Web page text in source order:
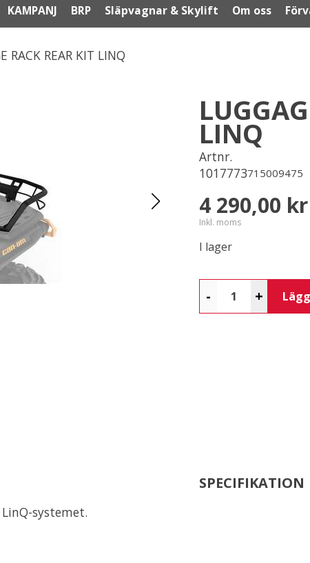
KAMPANJ BRP Släpvagnar & Skylift Om oss
RACK REAR KIT LINQ
LINQ
Artnr.
1017773715009475
4 290,00 kr
Inkl. moms
I lager
- +
systemet.
SPECIFIKATION